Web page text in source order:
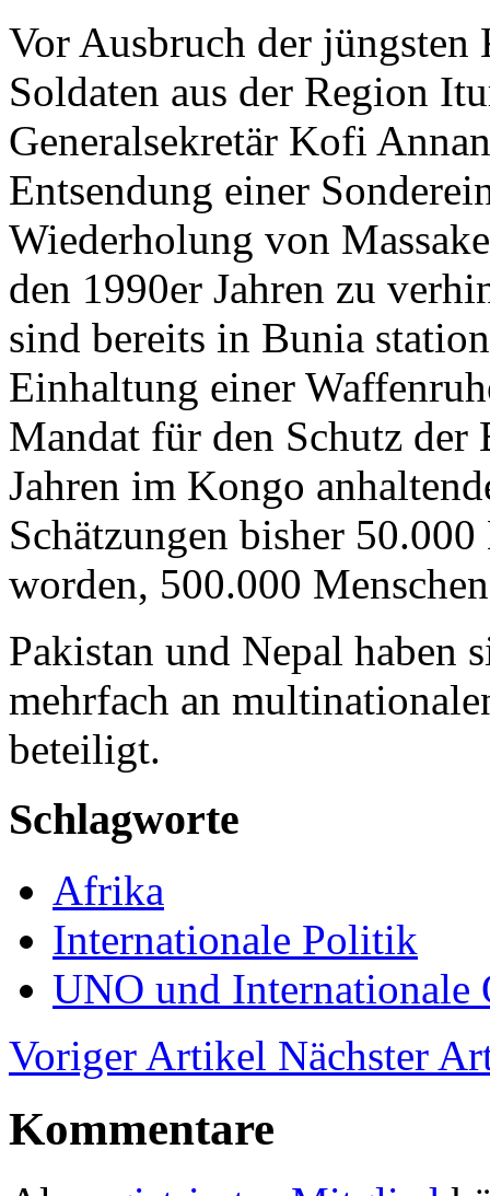
Vor Ausbruch der jüngsten
Soldaten aus der Region
Generalsekretär Kofi
Entsendung einer
Wiederholung von
den 1990er Jahren zu
sind bereits in Bunia
Einhaltung einer
Mandat für den Schutz
Jahren im Kongo
Schätzungen bisher
worden, 500.000
Pakistan und Nepal haben
mehrfach an
beteiligt.
Schlagworte
Afrika
Internationale Politik
UNO und Internationale
Voriger Artikel Nächster
Kommentare